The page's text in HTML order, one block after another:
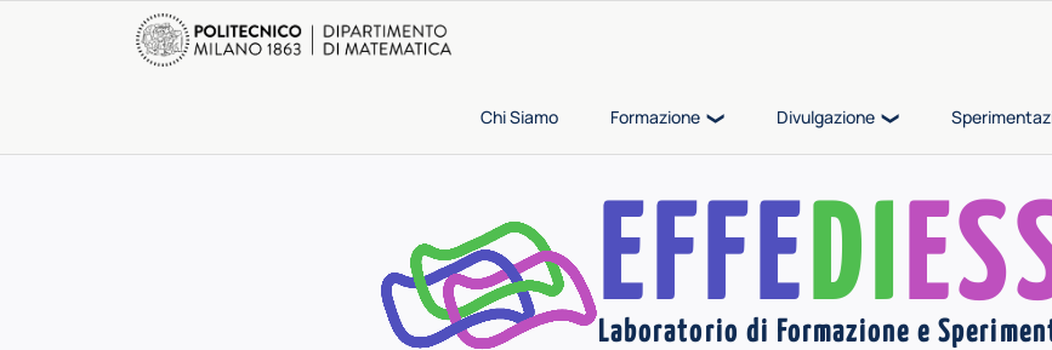
Chi Siamo Formazione Divulgazione
EFFEDI
Laboratorio di Formazione e